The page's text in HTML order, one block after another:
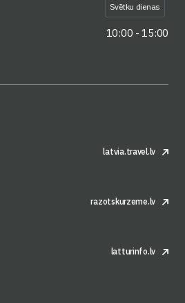
Svētku dienas
10:00 - 15:00
latvia.travel.lv
razotskurzeme.lv
latturinfo.lv